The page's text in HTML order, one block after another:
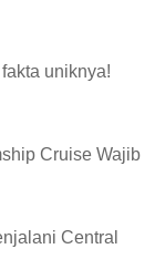
uniknya!
Cruise Wajib
Central